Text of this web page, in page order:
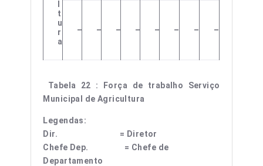
T
U
R
A
– – – – – – – –
Tabela 22 : Força de trabalho Serviço
Municipal de Agricultura
Legendas:
Dir. = Diretor
Chefe Dep. = Chefe de
Departamento